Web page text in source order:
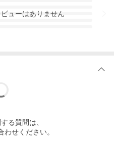
【兜本体】横 21cm×奥行き 1
布団】横 29cm×奥行き 27cm×
チックあり)【座布団】布、綿
ューはありません
る質問は、
わせください。